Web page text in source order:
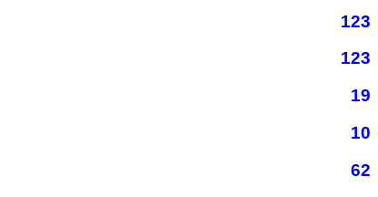
123
123
19
10
62